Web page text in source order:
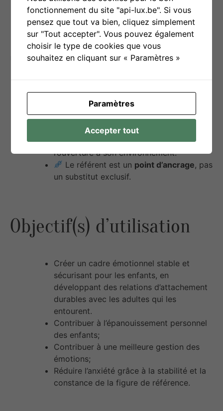
interventions: maintenir des routines et
repères clairs pour rassurer l’enfant et
favoriser la prévisibilité.
Points d’attention
La juste présence est essentielle :
veiller à ne pas générer de dépendance
affective au référent unique.
Encourager l’enfant à diversifier ses
repères : valoriser les autres adultes de
l’équipe, favoriser la socialisation et
l’ouverture à son environnement.
Le référent est un point d’ancrage, pas
un substitut exclusif.
Objectif(s) d’utilisation
Créer un cadre émotionnel stable et
sécurisant pour les enfants, en
développant des relations d’attachement
durables avec les adultes qui les
entourent.
Contribuer à l’épanouissement personnel
des enfants;
Contribuer à une meilleure gestion des
émotions;
Réduire l’anxiété grâce à la stabilité et la
constance de la figure de référence.
fonctionnement du site "api-lux.be". Si vous
pensez que tout va bien, cliquez simplement
sur "Tout accepter". Vous pouvez également
choisir le type de cookies que vous
souhaitez en cliquant sur « Paramètres »
Paramètres
Accepter tout